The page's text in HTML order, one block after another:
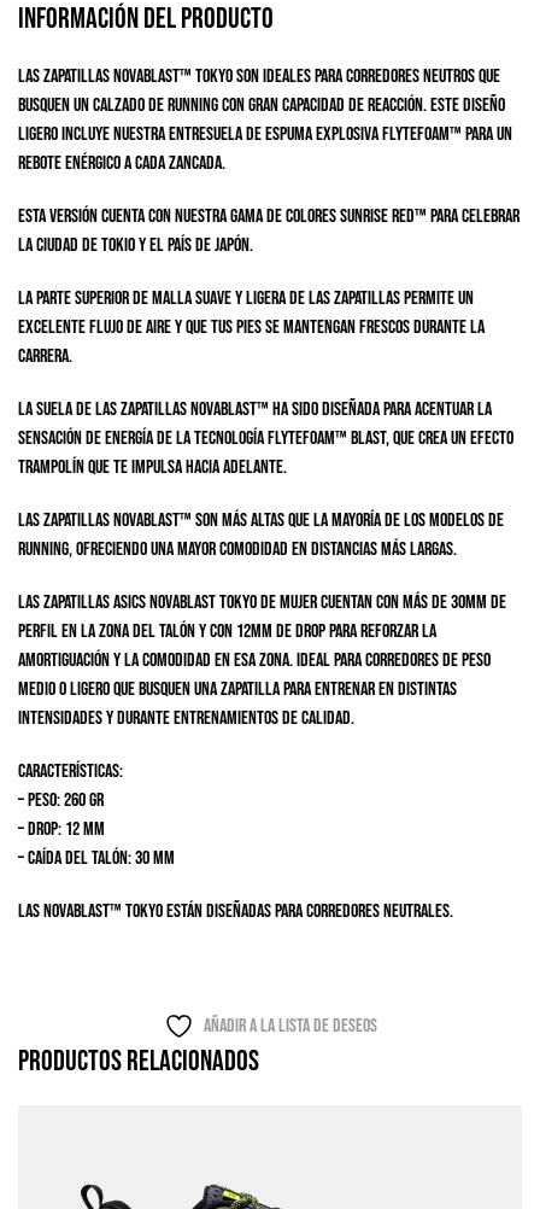
Información del producto
Las zapatillas NOVABLAST™ Tokyo son ideales para corredores neutros que
busquen un calzado de running con gran capacidad de reacción. Este diseño
ligero incluye nuestra entresuela de espuma explosiva FLYTEFOAM™ para un
rebote enérgico a cada zancada.
Esta versión cuenta con nuestra gama de colores SUNRISE RED™ para celebrar
la ciudad de Tokio y el país de Japón.
La parte superior de malla suave y ligera de las zapatillas permite un
excelente flujo de aire y que tus pies se mantengan frescos durante la
carrera.
La suela de las zapatillas NOVABLAST™ ha sido diseñada para acentuar la
sensación de energía de la tecnología FLYTEFOAM™ Blast, que crea un efecto
trampolín que te impulsa hacia adelante.
Las zapatillas NOVABLAST™ son más altas que la mayoría de los modelos de
running, ofreciendo una mayor comodidad en distancias más largas.
Las zapatillas ASICS Novablast Tokyo de mujer cuentan con más de 30mm de
perfil en la zona del talón y con 12mm de drop para reforzar la
amortiguación y la comodidad en esa zona. Ideal para corredores de peso
medio o ligero que busquen una zapatilla para entrenar en distintas
intensidades y durante entrenamientos de calidad.
Características:
– Peso: 260 gr
– Drop: 12 mm
– Caída del talón: 30 mm
Las NOVABLAST™ TOKYO están diseñadas para Corredores neutrales.
Añadir a la lista de deseos
Productos relacionados